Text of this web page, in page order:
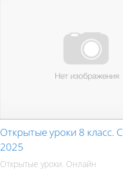
Открытые уроки 8 класс.
2025
Открытые уроки. Онлайн